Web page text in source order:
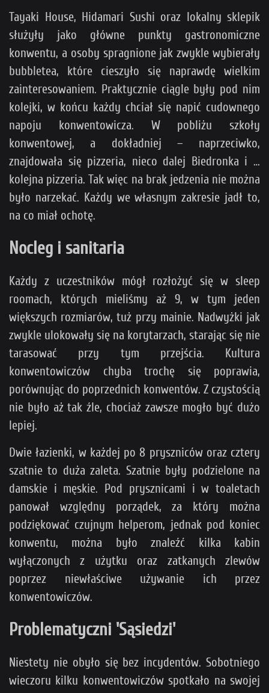
Tayaki House, Hidamari Sushi oraz lokalny sklepik
służyły jako główne punkty gastronomiczne
konwentu, a osoby spragnione jak zwykle wybierały
bubbletea, które cieszyło się naprawdę wielkim
zainteresowaniem. Praktycznie ciągle były pod nim
kolejki, w końcu każdy chciał się napić cudownego
napoju konwentowicza. W pobliżu szkoły
konwentowej, a dokładniej – naprzeciwko,
znajdowała się pizzeria, nieco dalej Biedronka i …
kolejna pizzeria. Tak więc na brak jedzenia nie można
było narzekać. Każdy we własnym zakresie jadł to,
na co miał ochotę.
Nocleg i sanitaria
Każdy z uczestników mógł rozłożyć się w sleep
roomach, których mieliśmy aż 9, w tym jeden
większych rozmiarów, tuż przy mainie. Nadwyżki jak
zwykle ulokowały się na korytarzach, starając się nie
tarasować przy tym przejścia. Kultura
konwentowiczów chyba trochę się poprawia,
porównując do poprzednich konwentów. Z czystością
nie było aż tak źle, chociaż zawsze mogło być dużo
lepiej.
Dwie łazienki, w każdej po 8 pryszniców oraz cztery
szatnie to duża zaleta. Szatnie były podzielone na
damskie i męskie. Pod prysznicami i w toaletach
panował względny porządek, za który można
podziękować czujnym helperom, jednak pod koniec
konwentu, można było znaleźć kilka kabin
wyłączonych z użytku oraz zatkanych zlewów
poprzez niewłaściwe używanie ich przez
konwentowiczów.
Problematyczni 'Sąsiedzi'
Niestety nie obyło się bez incydentów. Sobotniego
wieczoru kilku konwentowiczów spotkało na swojej